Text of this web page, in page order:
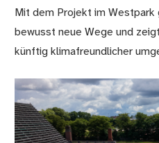
Mit dem Projekt im
bewusst neue Wege und
künftig klimafreundlicher